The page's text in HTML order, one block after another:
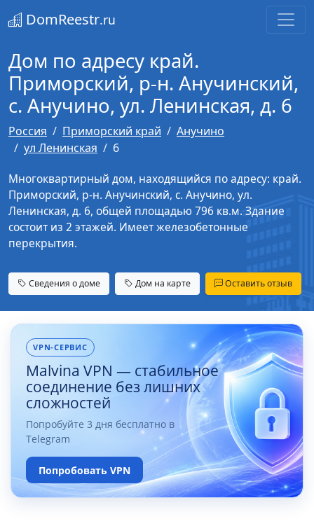
DomReestr.ru
Дом по адресу край.
Приморский, р-н. Анучинский,
с. Анучино, ул. Ленинская, д. 6
Россия Приморский край
Анучино
ул Ленинская
6
Многоквартирный дом, находящийся по адресу: край.
Приморский, р-н. Анучинский, с. Анучино, ул.
Ленинская, д. 6, общей площадью 796 кв.м. Здание
состоит из 2 этажей. Имеет железобетонные
перекрытия.
Сведения о доме Дом на карте Оставить отзыв
VPN-СЕРВИС
Malvina VPN — стабильное
соединение без лишних
сложностей
Попробуйте 3 дня бесплатно в
Telegram
Попробовать VPN